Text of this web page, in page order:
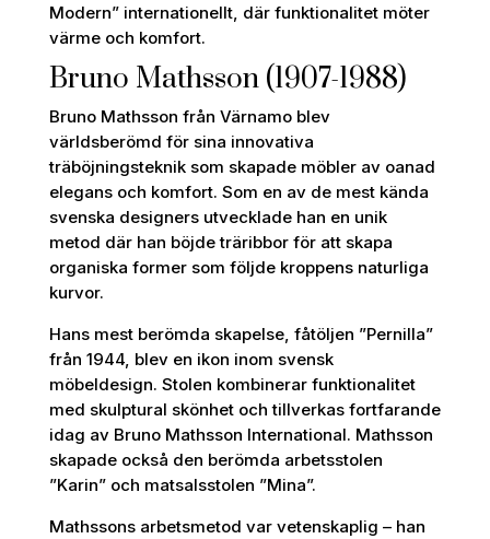
Modern” internationellt, där funktionalitet möter
värme och komfort.
Bruno Mathsson (1907-1988)
Bruno Mathsson från Värnamo blev
världsberömd för sina innovativa
träböjningsteknik som skapade möbler av oanad
elegans och komfort. Som en av de mest kända
svenska designers utvecklade han en unik
metod där han böjde träribbor för att skapa
organiska former som följde kroppens naturliga
kurvor.
Hans mest berömda skapelse, fåtöljen ”Pernilla”
från 1944, blev en ikon inom svensk
möbeldesign. Stolen kombinerar funktionalitet
med skulptural skönhet och tillverkas fortfarande
idag av Bruno Mathsson International. Mathsson
skapade också den berömda arbetsstolen
”Karin” och matsalsstolen ”Mina”.
Mathssons arbetsmetod var vetenskaplig – han